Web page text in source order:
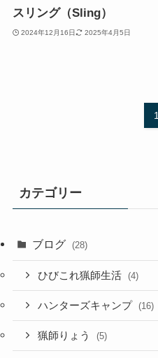
スリング（Sling）
2024年12月16日 2025年4月5日
1
カテゴリー
ブログ (28)
ひびこれ猟師生活 (4)
ハンターズキャンプ (16)
猟師りょう (5)